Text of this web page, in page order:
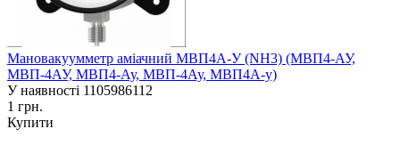
Мановакуумметр аміачний МВП4А-У (NH3) (МВП4-АУ,
МВП-4АУ, МВП4-Ау, МВП-4Ау, МВП4А-у)
У наявності 1105986112
1 грн.
Купити